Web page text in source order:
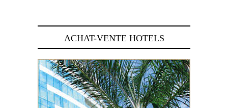
ACHAT-VENTE HOTELS